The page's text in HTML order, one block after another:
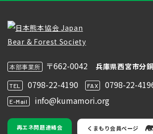
本部事業所 〒662-0042 兵庫県西宮市分
TEL 0798-22-4190 FAX 0798-22-
E-Mail info@kumamori.org
再エネ問題連絡会 くまもり会員ページ